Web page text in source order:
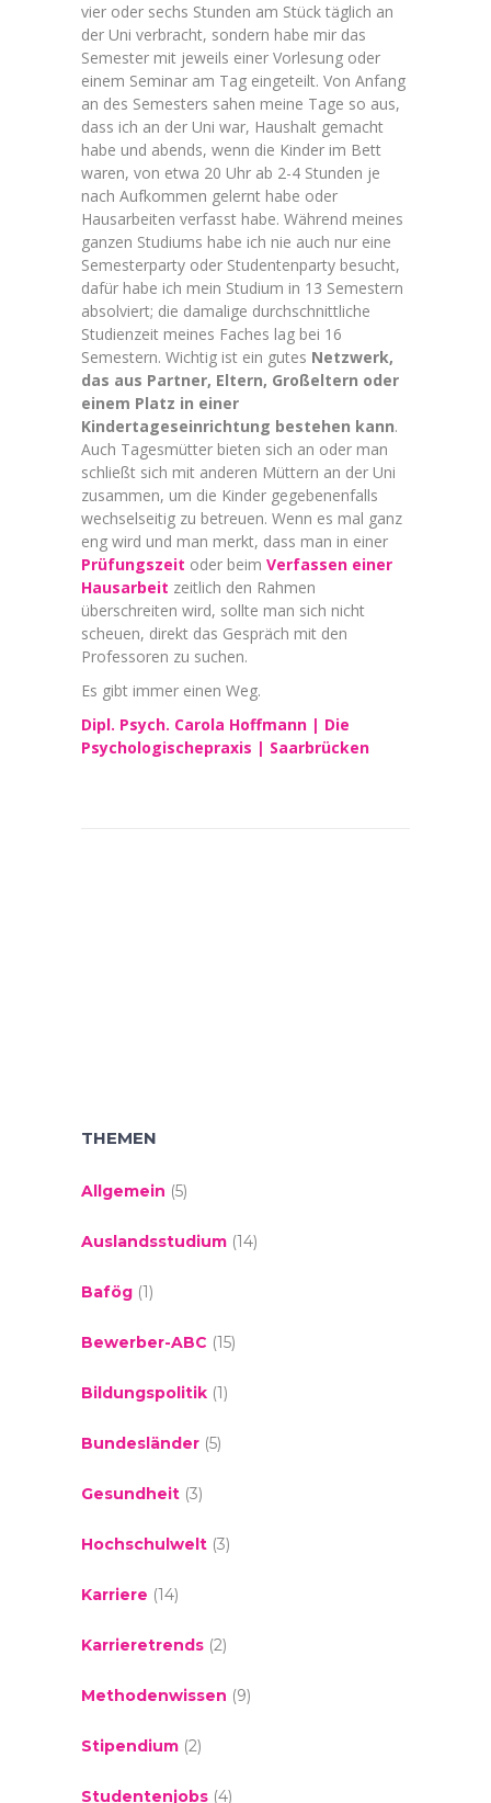
vier oder sechs Stunden am Stück täglich an
der Uni verbracht, sondern habe mir das
Semester mit jeweils einer Vorlesung oder
einem Seminar am Tag eingeteilt. Von Anfang
an des Semesters sahen meine Tage so aus,
dass ich an der Uni war, Haushalt gemacht
habe und abends, wenn die Kinder im Bett
waren, von etwa 20 Uhr ab 2-4 Stunden je
nach Aufkommen gelernt habe oder
Hausarbeiten verfasst habe. Während meines
ganzen Studiums habe ich nie auch nur eine
Semesterparty oder Studentenparty besucht,
dafür habe ich mein Studium in 13 Semestern
absolviert; die damalige durchschnittliche
Studienzeit meines Faches lag bei 16
Semestern. Wichtig ist ein gutes Netzwerk,
das aus Partner, Eltern, Großeltern oder
einem Platz in einer
Kindertageseinrichtung bestehen kann.
Auch Tagesmütter bieten sich an oder man
schließt sich mit anderen Müttern an der Uni
zusammen, um die Kinder gegebenenfalls
wechselseitig zu betreuen. Wenn es mal ganz
eng wird und man merkt, dass man in einer
Prüfungszeit oder beim Verfassen einer
Hausarbeit zeitlich den Rahmen
überschreiten wird, sollte man sich nicht
scheuen, direkt das Gespräch mit den
Professoren zu suchen.
Es gibt immer einen Weg.
Dipl. Psych. Carola Hoffmann | Die
Psychologischepraxis | Saarbrücken
THEMEN
Allgemein (5)
Auslandsstudium (14)
Bafög (1)
Bewerber-ABC (15)
Bildungspolitik (1)
Bundesländer (5)
Gesundheit (3)
Hochschulwelt (3)
Karriere (14)
Karrieretrends (2)
Methodenwissen (9)
Stipendium (2)
Studentenjobs (4)